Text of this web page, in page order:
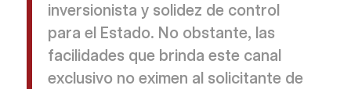
inversionista y solidez de control
para el Estado. No obstante, las
facilidades que brinda este canal
exclusivo no eximen al solicitante de